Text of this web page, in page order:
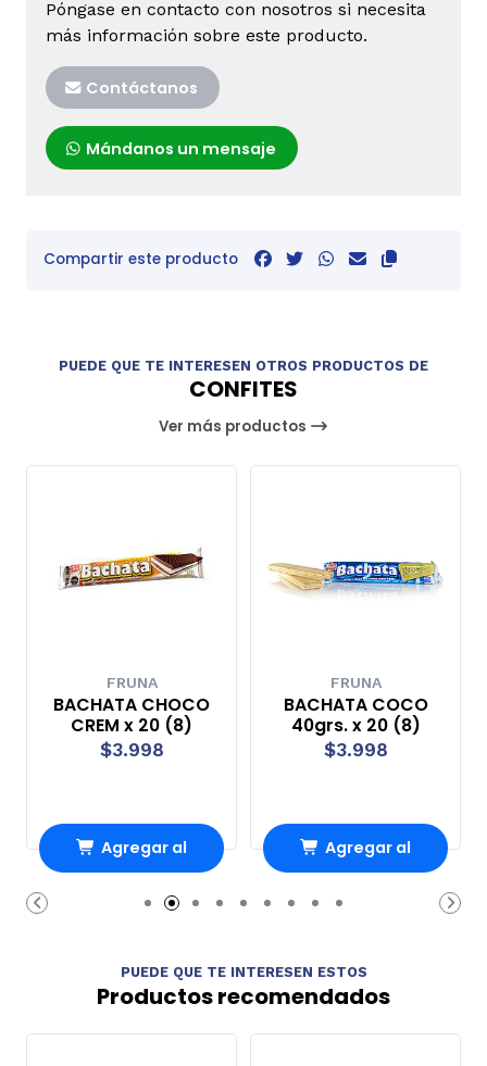
Póngase en contacto con nosotros si necesita
más información sobre este producto.
Contáctanos
Mándanos un mensaje
Compartir este producto
PUEDE QUE TE INTERESEN OTROS PRODUCTOS DE
CONFITES
Ver más productos
FRUNA
BACHATA CHOCO
CREM x 20 (8)
$3.998
Agregar al
Carro
FRUNA
BACHATA COCO
40grs. x 20 (8)
$3.998
Agregar al
Carro
PUEDE QUE TE INTERESEN ESTOS
Productos recomendados